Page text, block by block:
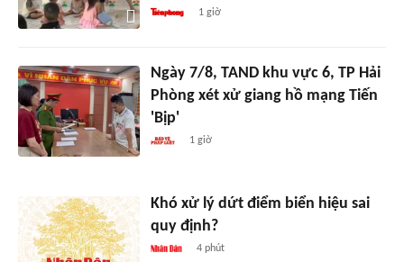
1 giờ
Ngày 7/8, TAND khu vực 6, TP Hải
Phòng xét xử giang hồ mạng Tiến
'Bịp'
1 giờ
Khó xử lý dứt điểm biển hiệu sai
quy định?
4 phút